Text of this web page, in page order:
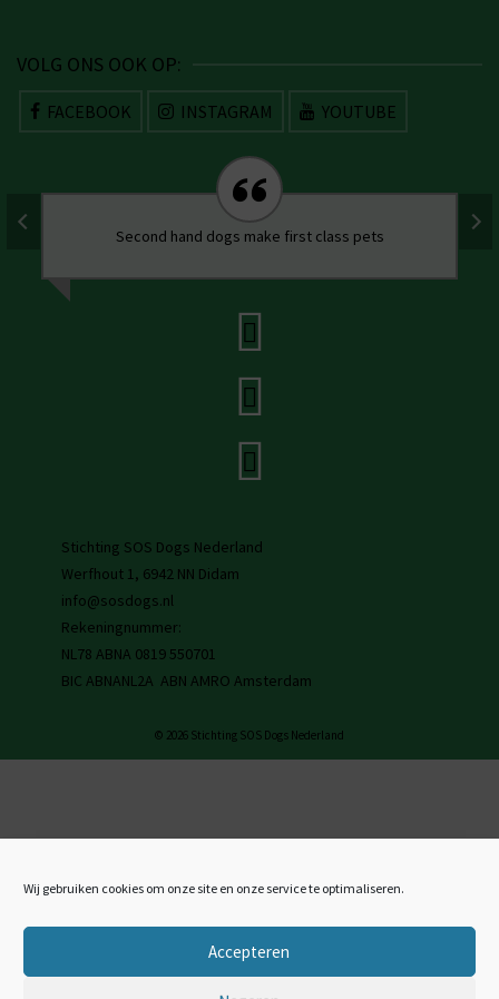
Wij gebruiken cookies om onze site en onze service te optimaliseren.
Accepteren
VOLG ONS OOK OP:
FACEBOOK INSTAGRAM YOUTUBE
Second hand dogs make first class pets
Stichting SOS Dogs Nederland
Werfhout 1, 6942 NN Didam
info@sosdogs.nl
Rekeningnummer:
NL78 ABNA 0819 550701
BIC ABNANL2A ABN AMRO Amsterdam
© 2026 Stichting SOS Dogs Nederland